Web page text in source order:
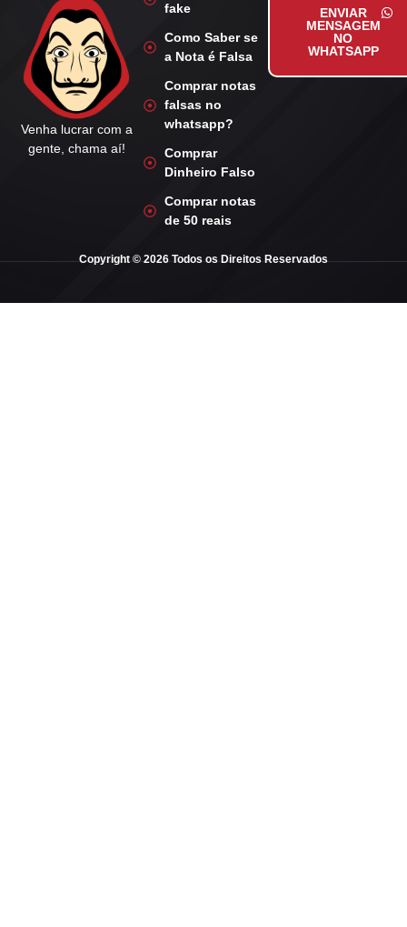
Venha lucrar com a
gente, chama aí!
fake
Como Saber se
a Nota é Falsa
Comprar notas
falsas no
whatsapp?
Comprar
Dinheiro Falso
Comprar notas
de 50 reais
ENVIAR
MENSAGEM
NO
WHATSAPP
Copyright © 2026 Todos os Direitos Reservados